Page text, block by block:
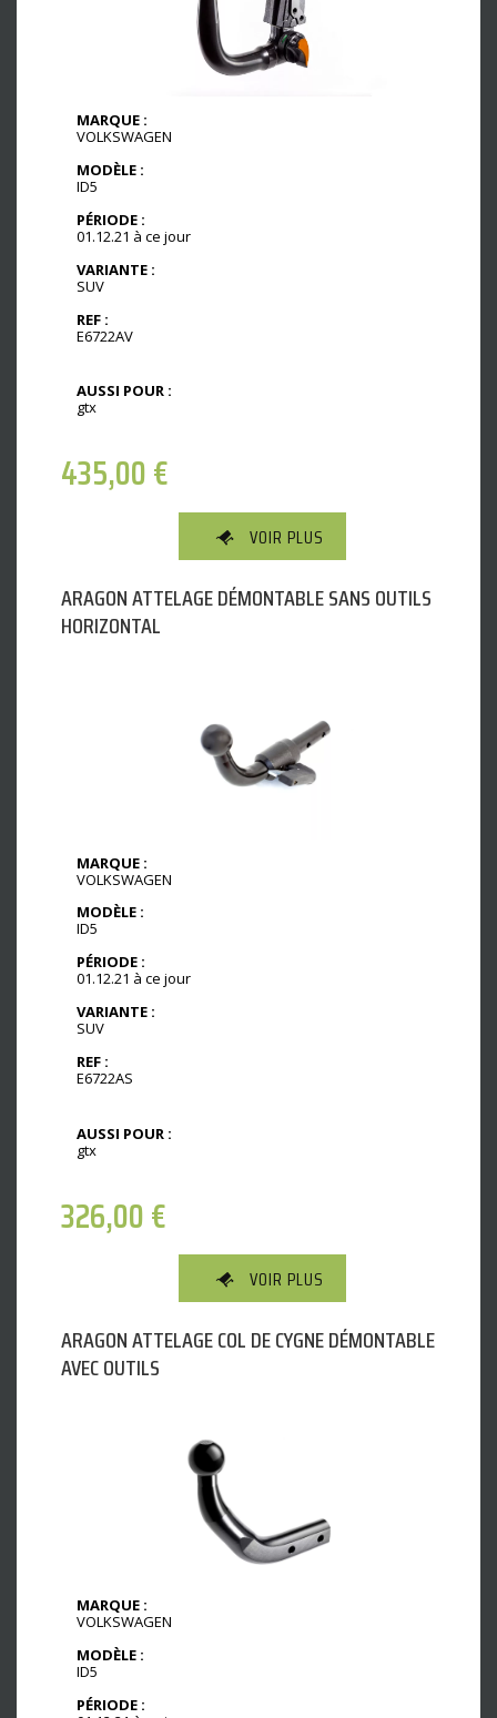
MARQUE :
VOLKSWAGEN
MODÈLE :
ID5
PÉRIODE :
01.12.21 à ce jour
VARIANTE :
SUV
REF :
E6722AV
AUSSI POUR :
gtx
435,00€
VOIR PLUS
ARAGON ATTELAGE DÉMONTABLE SANS OUTILS
HORIZONTAL
MARQUE :
VOLKSWAGEN
MODÈLE :
ID5
PÉRIODE :
01.12.21 à ce jour
VARIANTE :
SUV
REF :
E6722AS
AUSSI POUR :
gtx
326,00€
VOIR PLUS
ARAGON ATTELAGE COL DE CYGNE DÉMONTABLE
AVEC OUTILS
MARQUE :
VOLKSWAGEN
MODÈLE :
ID5
PÉRIODE :